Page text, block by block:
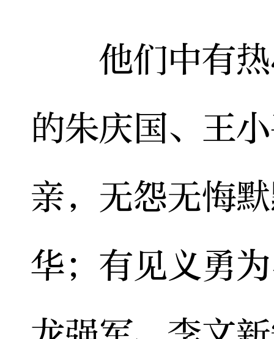
他们中有热
的朱庆国、王
亲，无怨无悔
华；有见义勇